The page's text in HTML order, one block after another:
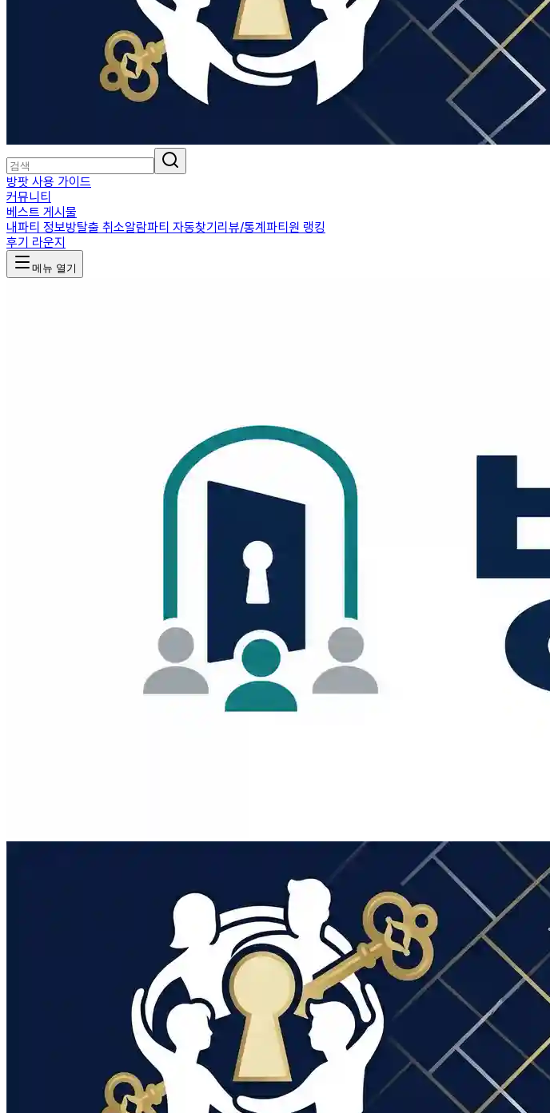
방팟 사용 가이드
커뮤니티
베스트 게시물
내파티 정보방탈출 취소알람파티 자동찾기리뷰/통계파티원 랭킹
후기 라운지
메뉴 열기